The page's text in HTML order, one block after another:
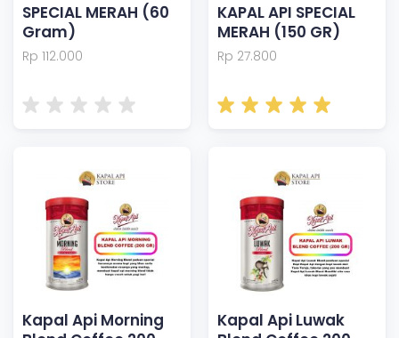
SPECIAL MERAH (60
Gram)
Rp 112.000
KAPAL API SPECIAL
MERAH (150 GR)
Rp 27.800
Kapal Api Morning
Kapal Api Luwak